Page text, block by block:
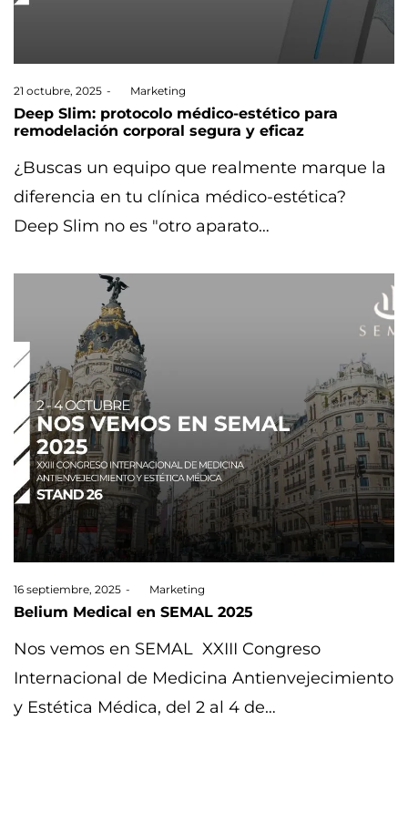
Posted
on
21 octubre, 2025 Marketing
Deep Slim: protocolo médico-estético para
remodelación corporal segura y eficaz
¿Buscas un equipo que realmente marque la
diferencia en tu clínica médico-estética?
Deep Slim no es "otro aparato…
Posted
on
16 septiembre, 2025 Marketing
Belium Medical en SEMAL 2025
Nos vemos en SEMAL XXIII Congreso
Internacional de Medicina Antienvejecimiento
y Estética Médica, del 2 al 4 de…